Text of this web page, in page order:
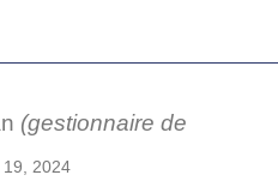
(gestionnaire de
2024